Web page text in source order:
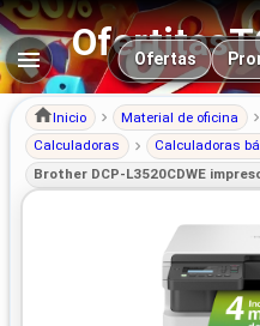
Navegación
Ofertas
Inicio Material de oficina
Calculadoras
Calculadoras
Brother DCP-L3520CDWE